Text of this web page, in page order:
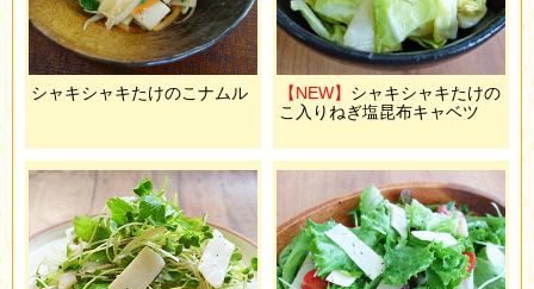
シャキシャキたけのこナムル 【NEW】 シャキシャキたけの
こ入りねぎ塩昆布キャベツ